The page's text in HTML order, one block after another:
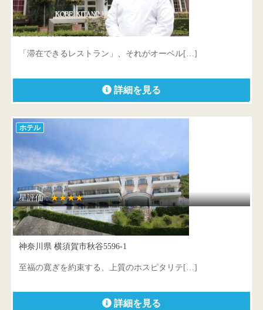
神戸北野ホテル
兵庫県 神戸市中央区山本通3-3-20
「滞在できるレストラン」、それがオーベル[…]
詳細を見る
ホテル
星評価 :★★★★
葉山ホテル音羽ノ森
神奈川県 横須賀市秋谷5596-1
至福の寛ぎを約束する、上質のホスピタリテ[…]
詳細を見る